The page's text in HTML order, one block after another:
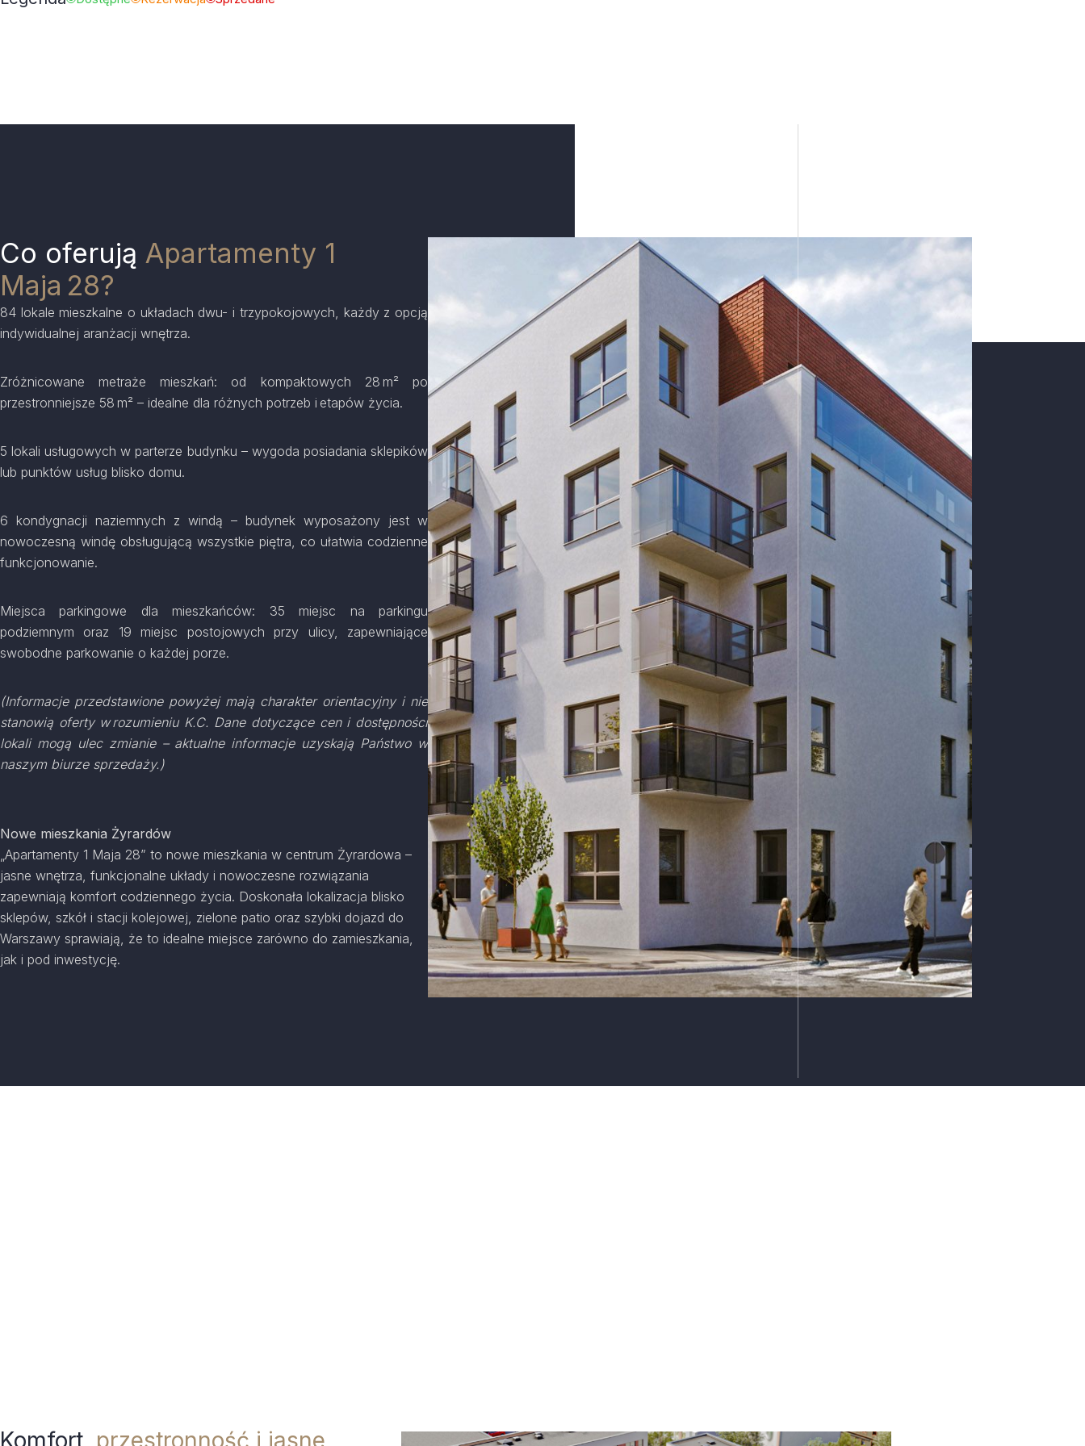
Co oferują Apartamenty 1
Maja 28?
84 lokale mieszkalne o układach dwu- i trzypokojowych, każdy z opcją
indywidualnej aranżacji wnętrza.
Zróżnicowane metraże mieszkań: od kompaktowych 28 m² po
przestronniejsze 58 m² – idealne dla różnych potrzeb i etapów życia.
5 lokali usługowych w parterze budynku – wygoda posiadania sklepików
lub punktów usług blisko domu.
6 kondygnacji naziemnych z windą – budynek wyposażony jest w
nowoczesną windę obsługującą wszystkie piętra, co ułatwia codzienne
funkcjonowanie.
Miejsca parkingowe dla mieszkańców: 35 miejsc na parkingu
podziemnym oraz 19 miejsc postojowych przy ulicy, zapewniające
swobodne parkowanie o każdej porze.
(Informacje przedstawione powyżej mają charakter orientacyjny i nie
stanowią oferty w rozumieniu K.C. Dane dotyczące cen i dostępności
lokali mogą ulec zmianie – aktualne informacje uzyskają Państwo w
naszym biurze sprzedaży.)
Nowe mieszkania Żyrardów
„Apartamenty 1 Maja 28” to nowe mieszkania w centrum Żyrardowa –
jasne wnętrza, funkcjonalne układy i nowoczesne rozwiązania
zapewniają komfort codziennego życia. Doskonała lokalizacja blisko
sklepów, szkół i stacji kolejowej, zielone patio oraz szybki dojazd do
Warszawy sprawiają, że to idealne miejsce zarówno do zamieszkania,
jak i pod inwestycję.
Komfort, przestronność i jasne